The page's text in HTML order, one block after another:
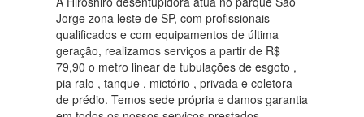
Jorge zona leste de SP, com profissionais
qualificados e com equipamentos de última
geração, realizamos serviços a partir de R$
79,90 o metro linear de tubulações de esgoto ,
pia ralo , tanque , mictório , privada e coletora
de prédio. Temos sede própria e damos garantia